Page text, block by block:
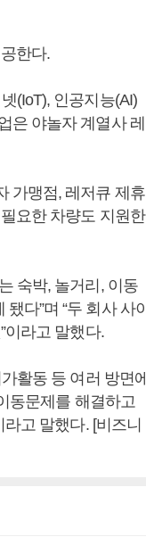
한다.
(IoT), 인공지능(AI)
은 야놀자 계열사 레
가맹점, 레저큐 제휴
요한 차량도 지원한
숙박, 놀거리, 이동
다”며 “두 회사 사이
이라고 말했다.
활동 등 여러 방면에
동문제를 해결하고
고 말했다. [비즈니